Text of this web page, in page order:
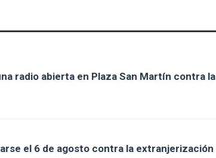
radio abierta en Plaza San Martín contra la
el 6 de agosto contra la extranjerización